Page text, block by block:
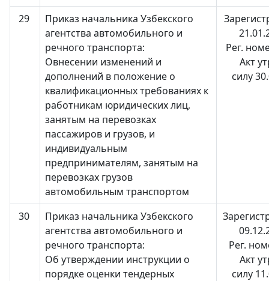
АО "Uzbekistan
Airways"
Номер телефона
доверия
+998 (78) 140-02-
00
АО "O'zbekiston
temir yo'llari"
Номер телефона
доверия
+998 (71) 237-99-
98
+998 (55)
"Тошшахартрансхизмат"
ООО
"Узавтовокзал
сервис"
Комитет по
29
Приказ начальника Узбекского
агентства автомобильного и
речного транспорта:
Овнесении изменений и
дополнений в положение о
квалификационных требованиях к
работникам юридических лиц,
занятым на перевозках
пассажиров и грузов, и
индивидуальным
предпринимателям, занятым на
перевозках грузов
автомобильным транспортом
Рег.
Акт
силу
30
Приказ начальника Узбекского
агентства автомобильного и
речного транспорта:
Об утверждении инструкции о
порядке оценки тендерных
Рег.
Акт
силу